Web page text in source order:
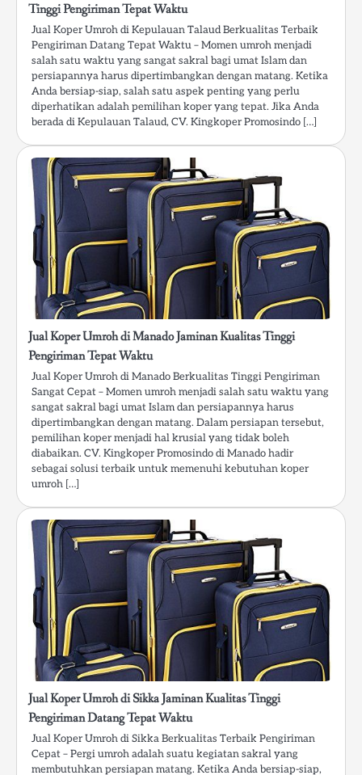
Tinggi Pengiriman Tepat Waktu
Jual Koper Umroh di Kepulauan Talaud Berkualitas Terbaik
Pengiriman Datang Tepat Waktu – Momen umroh menjadi
salah satu waktu yang sangat sakral bagi umat Islam dan
persiapannya harus dipertimbangkan dengan matang. Ketika
Anda bersiap-siap, salah satu aspek penting yang perlu
diperhatikan adalah pemilihan koper yang tepat. Jika Anda
berada di Kepulauan Talaud, CV. Kingkoper Promosindo […]
Jual Koper Umroh di Manado Jaminan Kualitas Tinggi
Pengiriman Tepat Waktu
Jual Koper Umroh di Manado Berkualitas Tinggi Pengiriman
Sangat Cepat – Momen umroh menjadi salah satu waktu yang
sangat sakral bagi umat Islam dan persiapannya harus
dipertimbangkan dengan matang. Dalam persiapan tersebut,
pemilihan koper menjadi hal krusial yang tidak boleh
diabaikan. CV. Kingkoper Promosindo di Manado hadir
sebagai solusi terbaik untuk memenuhi kebutuhan koper
umroh […]
Jual Koper Umroh di Sikka Jaminan Kualitas Tinggi
Pengiriman Datang Tepat Waktu
Jual Koper Umroh di Sikka Berkualitas Terbaik Pengiriman
Cepat – Pergi umroh adalah suatu kegiatan sakral yang
membutuhkan persiapan matang. Ketika Anda bersiap-siap,